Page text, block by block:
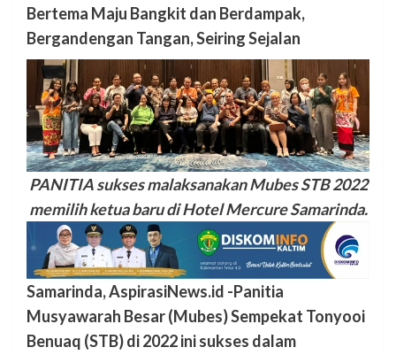
Bertema Maju Bangkit dan Berdampak,
Bergandengan Tangan, Seiring Sejalan
PANITIA sukses malaksanakan Mubes STB 2022
memilih ketua baru di Hotel Mercure Samarinda.
Samarinda, AspirasiNews.id -Panitia
Musyawarah Besar (Mubes) Sempekat Tonyooi
Benuaq (STB) di 2022 ini sukses dalam